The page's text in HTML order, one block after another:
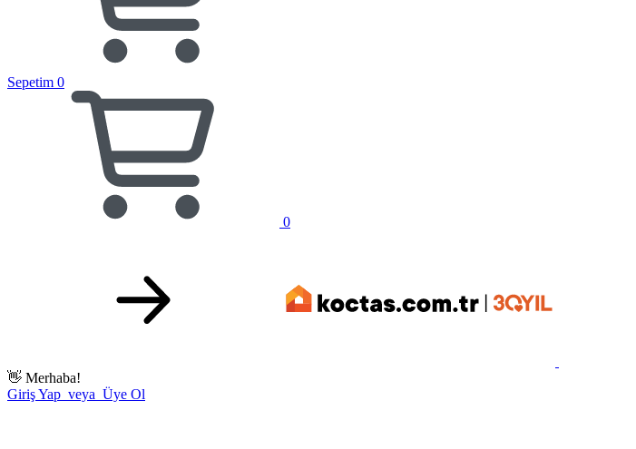
Sepetim 0
0
👋 Merhaba!
Giriş Yap veya Üye Ol